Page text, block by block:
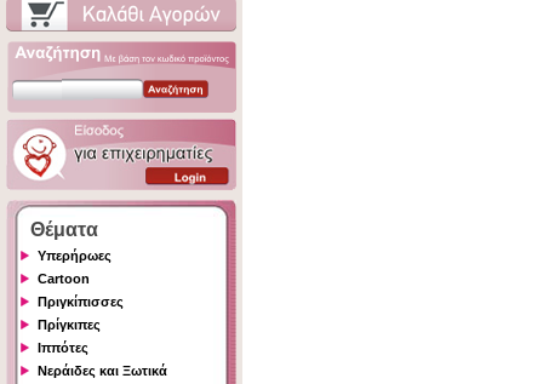
Θέματα
Υπερήρωες
Cartoon
Πριγκίπισσες
Πρίγκιπες
Ιππότες
Νεράιδες και Ξωτικά